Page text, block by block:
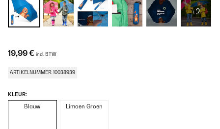
+2
19,99 € incl. BTW
ARTIKELNUMMER: 10038939
KLEUR:
Blauw Limoen Groen